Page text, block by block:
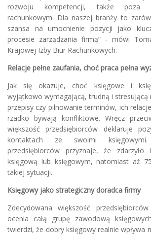
rozwoju kompetencji, także poza
rachunkowym. Dla naszej branży to
szansa na umocnienie pozycji jako
procesie zarządzania firmą” - mówi
Krajowej Izby Biur Rachunkowych.
Relacje pełne zaufania, choć praca pełna
Jak się okazuje, choć księgowe i
wyjątkowo wymagającą, trudną i stresującą
przepisy czy pilnowanie terminów, ich
rzadko bywają konfliktowe. Wręcz
większość przedsiębiorców deklaruje
kontaktach ze swoimi
przedsiębiorców przyznaje, że
księgową lub księgowym, natomiast aż
takiej sytuacji.
Księgowy jako strategiczny doradca firmy
Zdecydowana większość
ocenia całą grupę zawodową
twierdzi, że dobry księgowy realnie wpływa